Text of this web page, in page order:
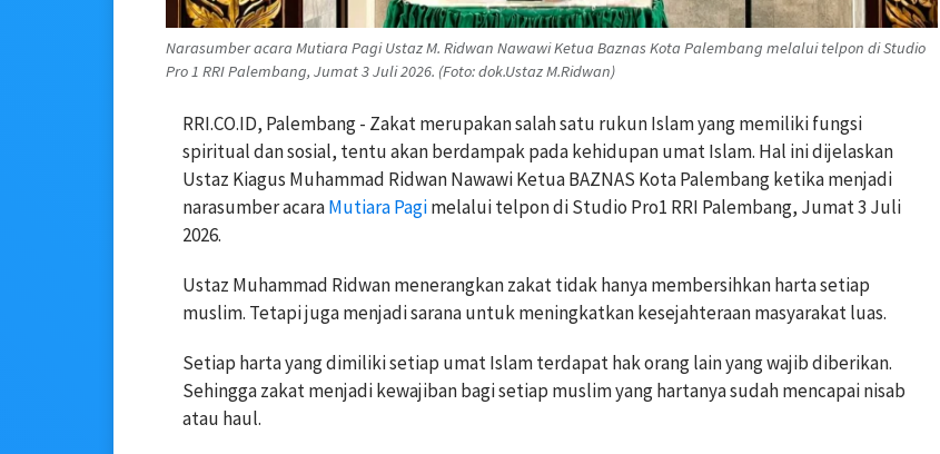
Narasumber acara Mutiara Pagi Ustaz M. Ridwan Nawawi Ketua Baznas Kota Palembang melalui telpon di Studio
Pro 1 RRI Palembang, Jumat 3 Juli 2026. (Foto: dok.Ustaz M.Ridwan)
RRI.CO.ID, Palembang - Zakat merupakan salah satu rukun Islam yang memiliki fungsi
spiritual dan sosial, tentu akan berdampak pada kehidupan umat Islam. Hal ini dijelaskan
Ustaz Kiagus Muhammad Ridwan Nawawi Ketua BAZNAS Kota Palembang ketika menjadi
narasumber acaraMutiara Pagimelalui telpon di Studio Pro1 RRI Palembang, Jumat 3 Juli
2026.
Ustaz Muhammad Ridwan menerangkan zakat tidak hanya membersihkan harta setiap
muslim. Tetapi juga menjadi sarana untuk meningkatkan kesejahteraan masyarakat luas.
Setiap harta yang dimiliki setiap umat Islam terdapat hak orang lain yang wajib diberikan.
Sehingga zakat menjadi kewajiban bagi setiap muslim yang hartanya sudah mencapai nisab
atau haul.